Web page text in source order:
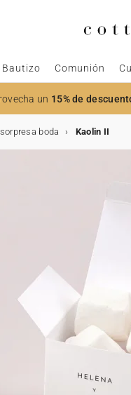
Bautizo Comunión
un 15% de
boda Kaolin II